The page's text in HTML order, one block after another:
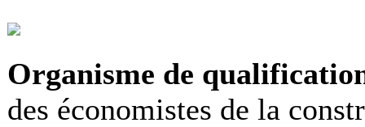
Organisme de
des économistes de la